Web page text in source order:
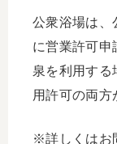
公衆浴場は、
に営業許可申
泉を利用する
用許可の両方
※詳しくはお